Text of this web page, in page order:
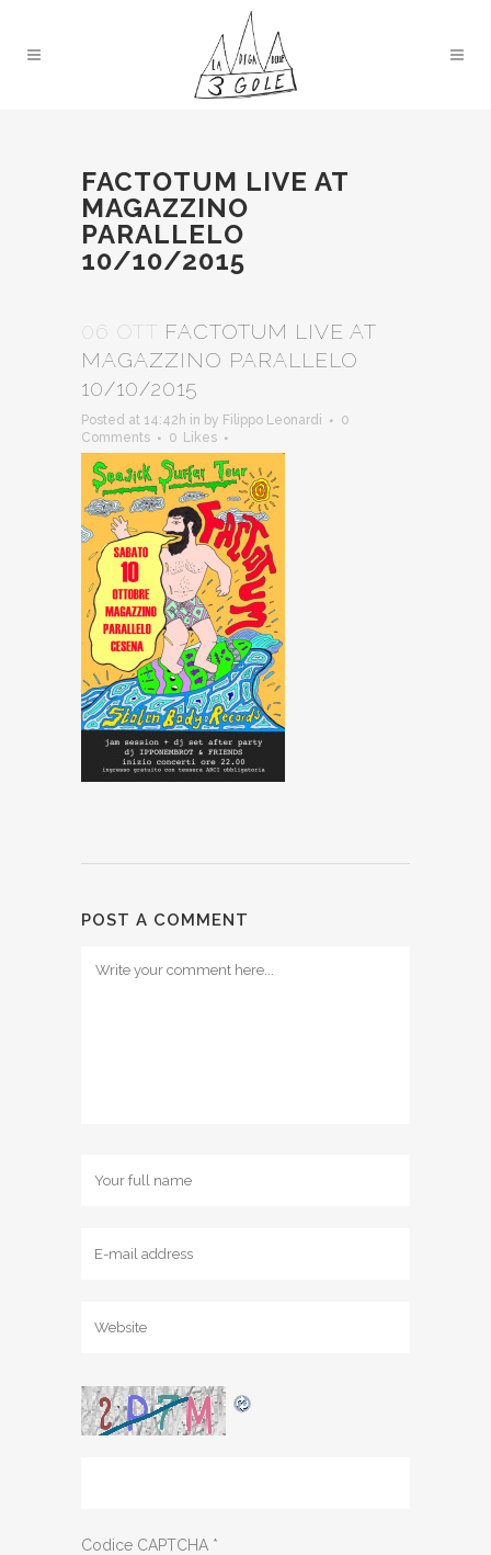
FACTOTUM LIVE AT
MAGAZZINO
PARALLELO
10/10/2015
06 OTT FACTOTUM LIVE AT
MAGAZZINO PARALLELO
10/10/2015
Posted at 14:42h in by Filippo Leonardi
0
Comments
0 Likes
POST A COMMENT
Codice CAPTCHA *